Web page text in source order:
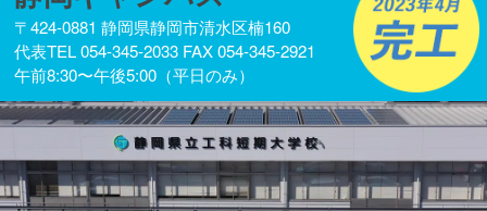
〒424-0881 静岡県静岡市清水区楠160
代表TEL 054-345-2033 FAX 054-345-2921
午前8:30〜午後5:00（平日のみ）